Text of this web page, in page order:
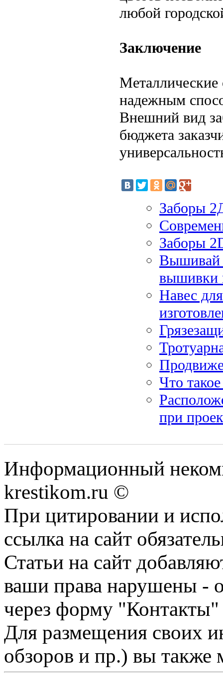
любой
Заключение
надежным
Внешний вид
бюджета
Заборы
Заборы
Вышивай
вышивки
Навес
Что
при
Информационный
krestikom.ru ©
При цитировании и
ссылка на сайт
Статьи на сайт
ваши права нарушены -
через форму "Контакты"
Для размещения своих
обзоров и пр.) вы также